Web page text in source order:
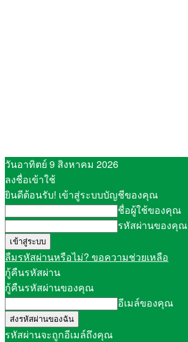
วันอาทิตย์ 9 สิงหาคม 2026
ลงชื่อเข้าใช้
ยินดีต้อนรับ! เข้าสู่ระบบบัญชีของคุณ
ชื่อผู้ใช้ของคุณ
รหัสผ่านของคุณ
ลืมรหัสผ่านหรือไม่? ขอความช่วยเหลือ
กู้คืนรหัสผ่าน
กู้คืนรหัสผ่านของคุณ
อีเมล์ของคุณ
รหัสผ่านจะถูกอีเมล์ถึงคุณ